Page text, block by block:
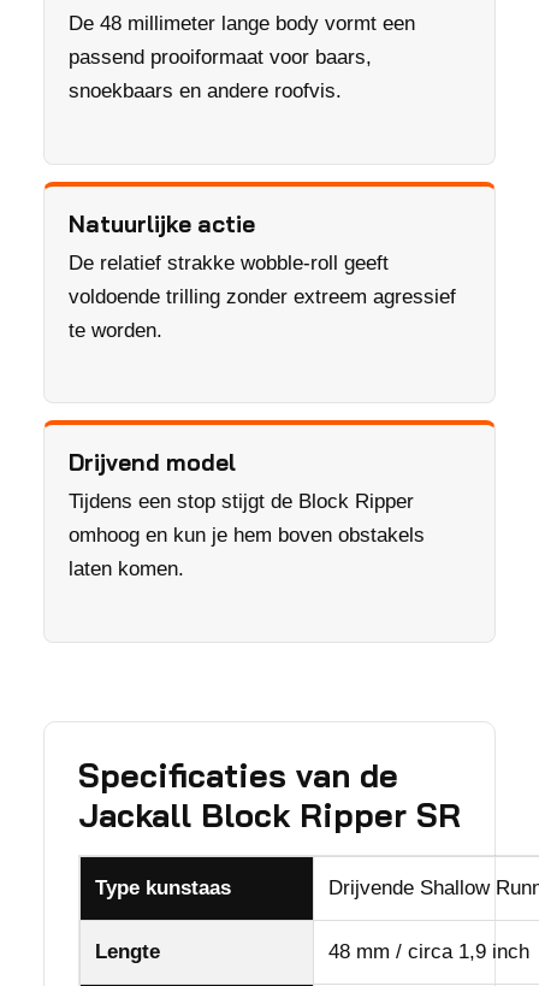
De 48 millimeter lange body vormt een
passend prooiformaat voor baars,
snoekbaars en andere roofvis.
Natuurlijke actie
De relatief strakke wobble-roll geeft
voldoende trilling zonder extreem agressief
te worden.
Drijvend model
Tijdens een stop stijgt de Block Ripper
omhoog en kun je hem boven obstakels
laten komen.
Specificaties van de
Jackall Block Ripper SR
Type kunstaas Drijvende Shallow
Lengte 48 mm / circa 1,9 inch